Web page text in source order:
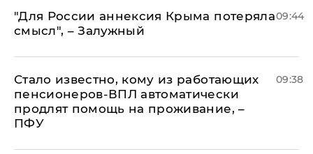
"Для России аннексия Крыма потеряла
смысл", – Залужный
09:44
Стало известно, кому из работающих
пенсионеров-ВПЛ автоматически
продлят помощь на проживание, –
ПФУ
09:38